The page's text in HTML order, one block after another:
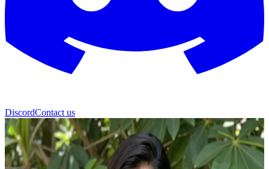
DiscordContact us